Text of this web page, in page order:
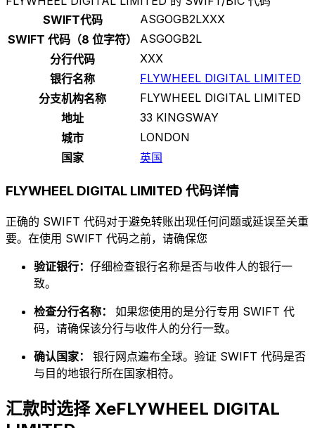
SWIFT代码
ASGOGB2LXXX
SWIFT 代码（8 位字符）
ASGOGB2L
分行代码
XXX
银行名称
FLYWHEEL DIGITAL LIMITED
分支机构名称
FLYWHEEL DIGITAL LIMITED
地址
33 KINGSWAY
城市
LONDON
国家
英国
FLYWHEEL DIGITAL LIMITED 代码详情
正确的 SWIFT 代码对于避免转账出现任何问题或延误至关重
要。在使用 SWIFT 代码之前，请确保您
验证银行： 仔细检查银行名称是否与收件人的银行一
致。
检查分行名称： 如果您使用的是分行专用 SWIFT 代
码，请确保该分行与收件人的分行一致。
确认国家： 银行网点遍布全球。验证 SWIFT 代码是否
与目的地银行所在国家相符。
汇款时选择 XeFLYWHEEL DIGITAL